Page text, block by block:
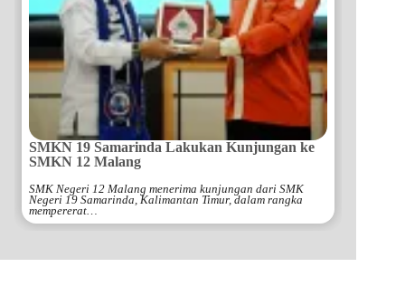
SMKN 19 Samarinda Lakukan Kunjungan ke
SMKN 12 Malang
SMK Negeri 12 Malang menerima kunjungan dari SMK
Negeri 19 Samarinda, Kalimantan Timur, dalam rangka
mempererat…